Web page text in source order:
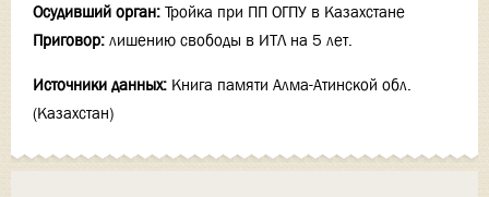
Осудивший орган: Тройка при ПП ОГПУ в Казахстане
Приговор: лишению свободы в ИТЛ на 5 лет.
Источники данных: Книга памяти Алма-Атинской обл.
(Казахстан)